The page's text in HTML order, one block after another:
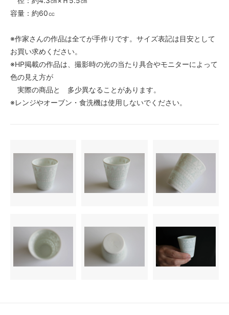
容量：約60㏄
※作家さんの作品は全てが手作りです。サイズ表記は目安として
お買い求めください。
※HP掲載の作品は、撮影時の光の当たり具合やモニターによって
色の見え方が
実際の商品と 多少異なることがあります。
※レンジやオーブン・食洗機は使用しないでください。